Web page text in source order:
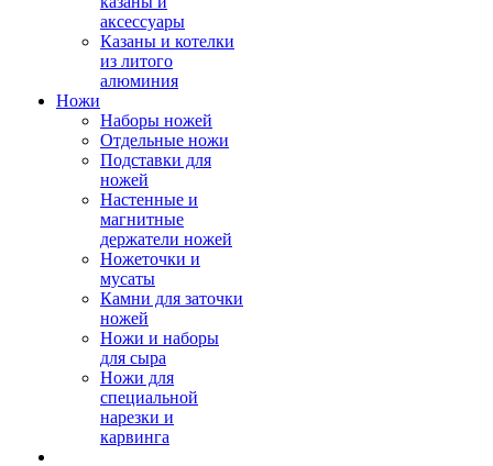
аксессуары
Казаны и котелки
из литого
алюминия
Ножи
Наборы ножей
Отдельные ножи
Подставки для
ножей
Настенные и
магнитные
держатели ножей
Ножеточки и
мусаты
Камни для заточки
ножей
Ножи и наборы
для сыра
Ножи для
специальной
нарезки и
карвинга